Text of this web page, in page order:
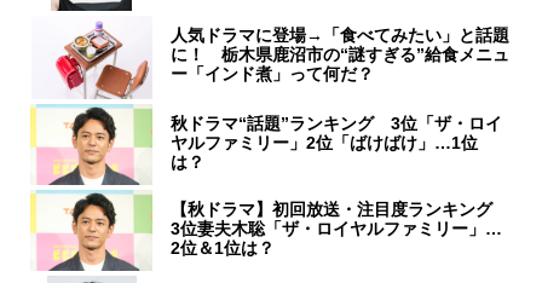
人気ドラマに登場→「食べてみたい」と話題
に！ 栃木県鹿沼市の“謎すぎる”給食メニュ
ー「インド煮」って何だ？
秋ドラマ“話題”ランキング 3位「ザ・ロイ
ヤルファミリー」2位「ばけばけ」…1位
は？
【秋ドラマ】初回放送・注目度ランキング
3位妻夫木聡「ザ・ロイヤルファミリー」…
2位＆1位は？